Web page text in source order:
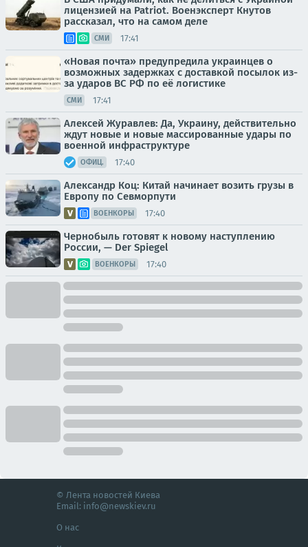
лицензией на Patriot. Военэксперт Кнутов
рассказал, что на самом деле
СМИ 17:41
«Новая почта» предупредила украинцев о
возможных задержках с доставкой посылок из-
за ударов ВС РФ по её логистике
СМИ 17:41
Алексей Журавлев: Да, Украину, действительно
ждут новые и новые массированные удары по
военной инфраструктуре
ОФИЦ. 17:40
Александр Коц: Китай начинает возить грузы в
Европу по Севморпути
ВОЕНКОРЫ 17:40
Чернобыль готовят к новому наступлению
России, — Der Spiegel
ВОЕНКОРЫ 17:40
© Лента новостей Киева
Email: info@newskiev.ru
О нас